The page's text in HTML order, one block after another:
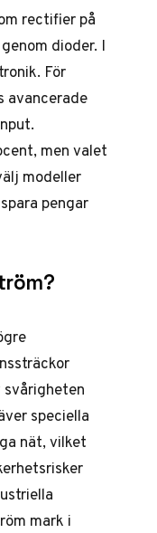
rectifier på
dioder. I
För
avancerade
men valet
modeller
pengar
speciella
nät, vilket
mark i